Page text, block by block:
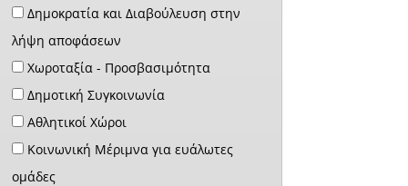
Δημοκρατία και Διαβούλευση στην
λήψη αποφάσεων
Χωροταξία - Προσβασιμότητα
Δημοτική Συγκοινωνία
Αθλητικοί Χώροι
Κοινωνική Μέριμνα για ευάλωτες
ομάδες